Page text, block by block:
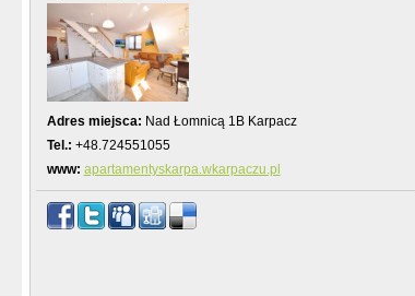
Adres miejsca: Nad Łomnicą 1B Karpacz
Tel.: +48.724551055
www: apartamentyskarpa.wkarpaczu.pl